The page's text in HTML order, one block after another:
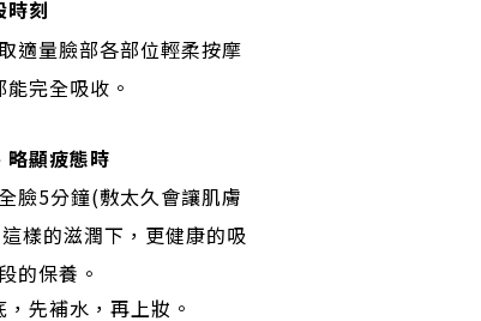
時刻
適量臉部各部位輕柔按摩
完全吸收。
略顯疲態時
臉5分鐘(敷太久會讓肌膚
樣的滋潤下，更健康的吸
的保養。
先補水，再上妝。